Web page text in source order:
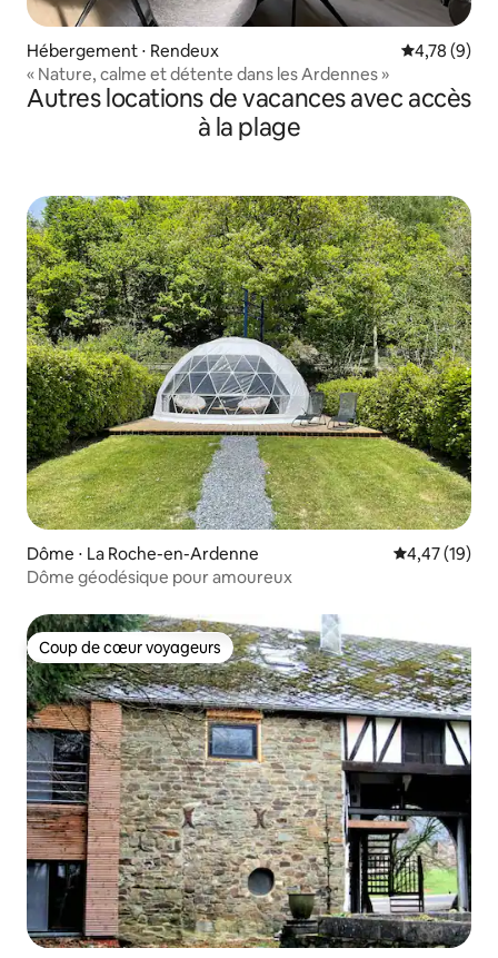
Hébergement ⋅ Rendeux Évaluation
4,78 (9)
« Nature, calme et détente dans les Ardennes »
Autres locations de vacances avec accès
à la plage
Dôme ⋅ La Roche-en-Ardenne Évaluation
4,47 (19)
Dôme géodésique pour amoureux
Coup de cœur voyageurs
Coup de cœur voyageurs